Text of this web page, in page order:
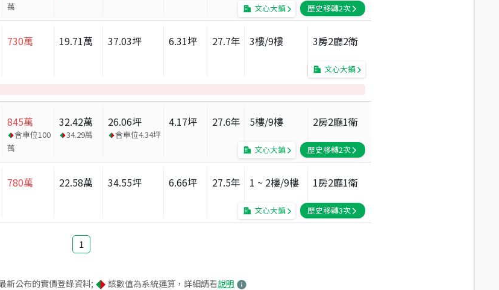
萬
文心大鎮 歷史移轉2次
730萬 19.71萬 37.03坪 6.31坪 27.7年 3樓/9樓 3房2廳2衛
文心大鎮
845萬
含車位100
萬
32.42萬
34.29萬
26.06坪
含車位4.34坪
4.17坪 27.6年 5樓/9樓 2房2廳1衛
文心大鎮 歷史移轉2次
780萬 22.58萬 34.55坪 6.66坪 27.5年 1 ~ 2樓/9樓 1房2廳1衛
文心大鎮 歷史移轉3次
1
新公布的實價登錄資料; 該數值為系統運算，詳細請看說明